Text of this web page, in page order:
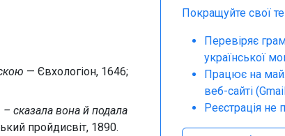
— Євхологіон, 1646;
сказала вона й подала
пройдисвіт, 1890.
Покращуйте свої
Перевіряє
української
Працює на
веб-сайті
Реєстрація не